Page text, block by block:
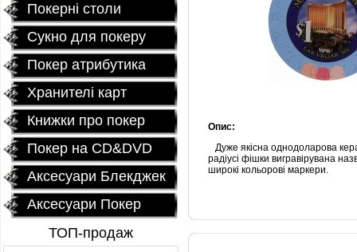
Покернi столи
Сукно для покеру
Покер атрибутика
Хранителі карт
Книжки про покер
Покер на CD&DVD
Аксесуари Блекджек
Аксесуари Покер
ТОП-продаж
Опис:
Дуже якісна однодоларова
радіусі фішки вигравірувана
широкі кольорові маркери.